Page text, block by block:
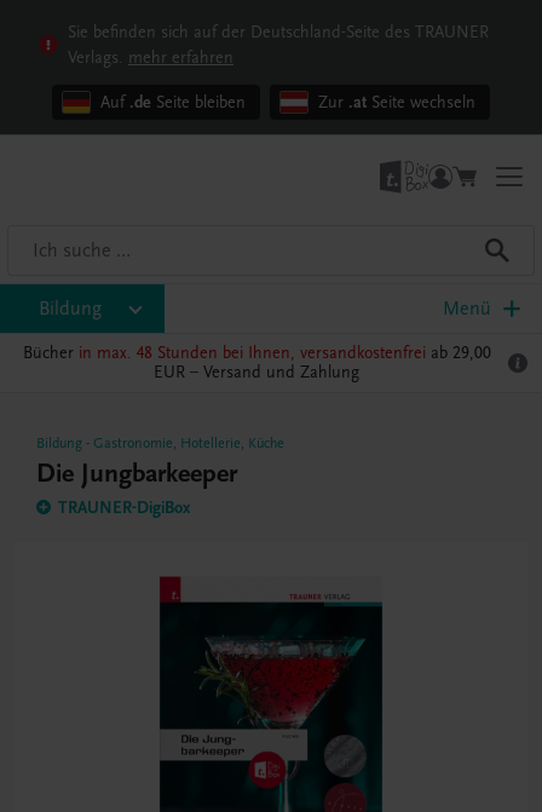
Sie befinden sich auf der Deutschland-Seite des TRAUNER
Verlags. mehr erfahren
Auf .de Seite bleiben Zur .at Seite wechseln
Bildung Menü
Bücher in max. 48 Stunden bei Ihnen, versandkostenfrei ab 29,00
EUR – Versand und Zahlung
Bildung - Gastronomie, Hotellerie, Küche
Die Jungbarkeeper
TRAUNER-DigiBox